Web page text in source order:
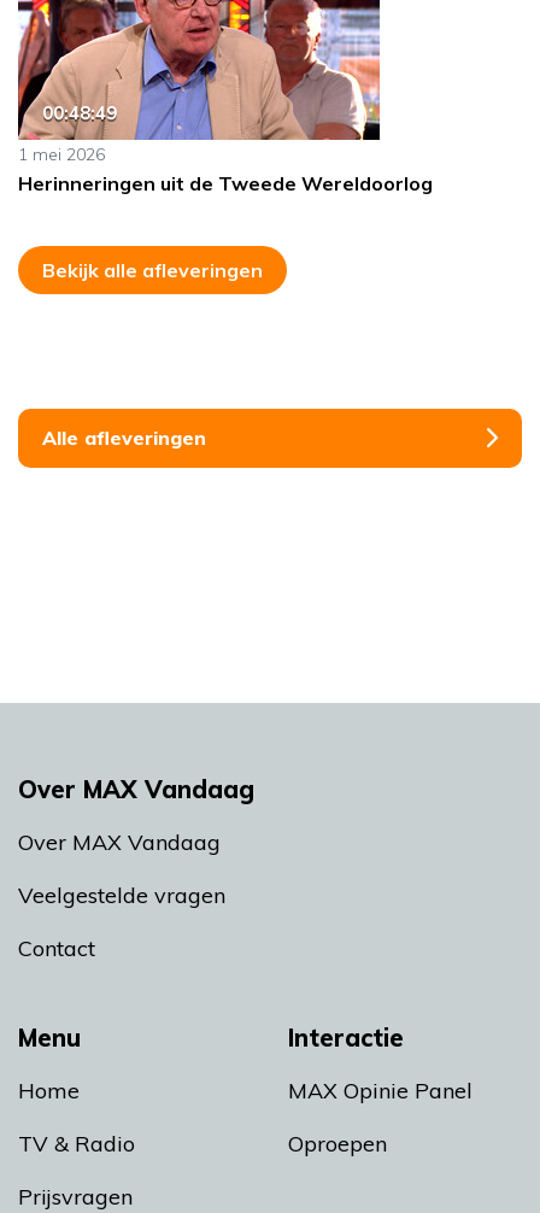
00:48:49
1 mei 2026
Herinneringen uit de Tweede Wereldoorlog
Bekijk alle afleveringen
Alle afleveringen
Menu
Home
TV & Radio
Prijsvragen
Interactie
MAX Opinie Panel
Oproepen
Over MAX Vandaag
Over MAX Vandaag
Veelgestelde vragen
Contact